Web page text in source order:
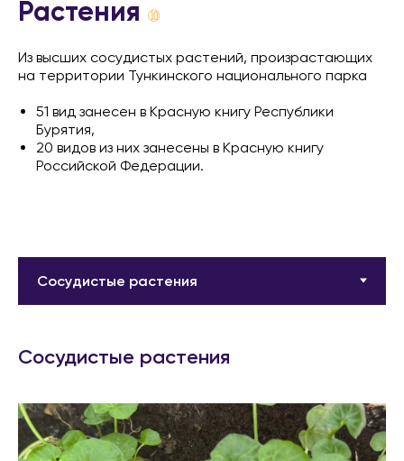
Растения ➉
Из высших сосудистых растений, произрастающих
на территории Тункинского национального парка
51 вид занесен в Красную книгу Республики
Бурятия,
20 видов из них занесены в Красную книгу
Российской Федерации.
Сосудистые растения